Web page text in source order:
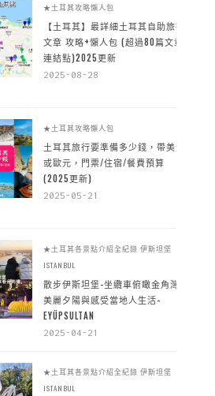
★土耳其攻略懶人包
【土耳其】最詳細土耳其自助旅行
文章 攻略+懶人包 (超過80篇文章~
連結點)2025更新
2025-08-28
★土耳其攻略懶人包
土耳其旅行要準備多少錢，帶美金
或歐元，門票/住宿/餐費預算
(2025更新)
2025-05-21
★土耳其各景點介紹全紀錄 伊斯坦堡
ISTANBUL
散步伊斯坦堡-坐纜車俯瞰金角灣
美麗夕陽與感受當地人生活-
EYÜPSULTAN
2025-04-21
★土耳其各景點介紹全紀錄 伊斯坦堡
ISTANBUL